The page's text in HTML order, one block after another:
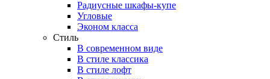
Радиусные шкафы-купе
Угловые
Эконом класса
Стиль
В современном виде
В стиле классика
В стиле лофт